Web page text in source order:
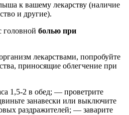
к вашему лекарству (наличие
и другие).
болью при
лекарствами, попробуйте
приносящие облегчение при
1,5-2 в обед; — проветрите
занавески или выключите
раздражителей; — заварите